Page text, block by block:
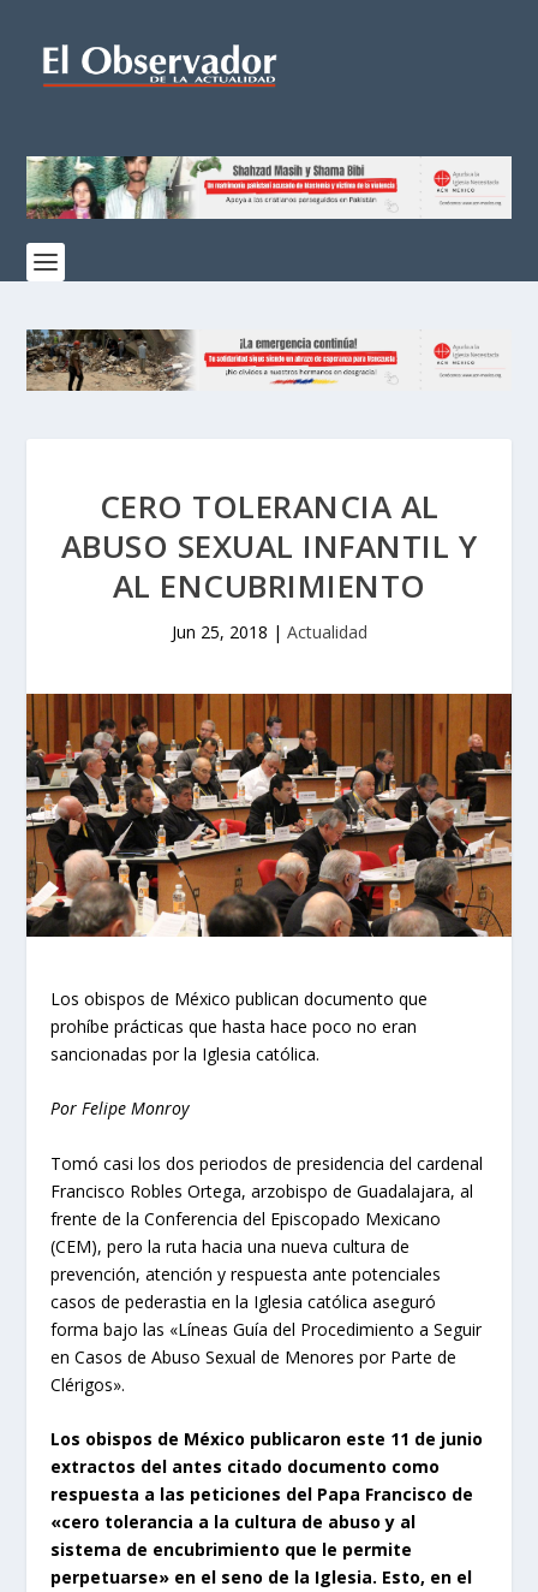
CERO TOLERANCIA AL
ABUSO SEXUAL INFANTIL Y
AL ENCUBRIMIENTO
Jun 25, 2018 | Actualidad
Los obispos de México publican documento que
prohíbe prácticas que hasta hace poco no eran
sancionadas por la Iglesia católica.
Por Felipe Monroy
Tomó casi los dos periodos de presidencia del cardenal
Francisco Robles Ortega, arzobispo de Guadalajara, al
frente de la Conferencia del Episcopado Mexicano
(CEM), pero la ruta hacia una nueva cultura de
prevención, atención y respuesta ante potenciales
casos de pederastia en la Iglesia católica aseguró
forma bajo las «Líneas Guía del Procedimiento a Seguir
en Casos de Abuso Sexual de Menores por Parte de
Clérigos».
Los obispos de México publicaron este 11 de junio
extractos del antes citado documento como
respuesta a las peticiones del Papa Francisco de
«cero tolerancia a la cultura de abuso y al
sistema de encubrimiento que le permite
perpetuarse» en el seno de la Iglesia. Esto, en el